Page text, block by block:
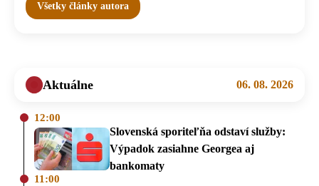
Všetky články autora
Aktuálne 06. 08. 2026
12:00
Slovenská sporiteľňa odstaví služby:
Výpadok zasiahne Georgea aj
bankomaty
11:00